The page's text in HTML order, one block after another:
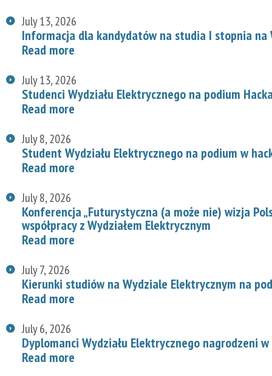
July 13, 2026
Informacja dla kandydatów na studia I stopnia na
Read more
July 13, 2026
Studenci Wydziału Elektrycznego na podium
Read more
July 8, 2026
Student Wydziału Elektrycznego na podium w
Read more
July 8, 2026
Konferencja „Futurystyczna (a może nie) wizja
współpracy z Wydziałem Elektrycznym
Read more
July 7, 2026
Kierunki studiów na Wydziale Elektrycznym na
Read more
July 6, 2026
Dyplomanci Wydziału Elektrycznego nagrodzeni
Read more